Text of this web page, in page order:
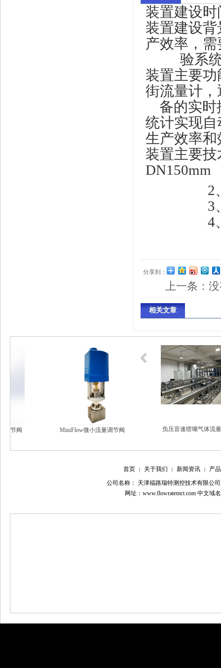
装置建设时
装置建设
产效率，
验系
装置主要
街流量计
备的实
统计实现
生产效率和
装置主要
DN150mm
2
3
4
分享到：
上一条：
相关文章
可调压中压湿气流量
节阀 MiniFlow微小流量调节阀 负压音速喷嘴气体流量
首页 | 关于我们 | 新闻资讯 |
产
公司名称： 天津福路瑞特测控技术有限公
网址：www.flowratemct.com 中文域